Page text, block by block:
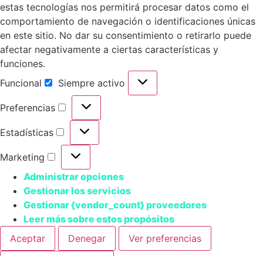
estas tecnologías nos permitirá procesar datos como el
comportamiento de navegación o identificaciones únicas
en este sitio. No dar su consentimiento o retirarlo puede
afectar negativamente a ciertas características y
funciones.
Funcional
Siempre activo
Preferencias
Estadísticas
Marketing
Administrar opciones
Gestionar los servicios
Gestionar {vendor_count} proveedores
Leer más sobre estos propósitos
Aceptar
Denegar Ver preferencias